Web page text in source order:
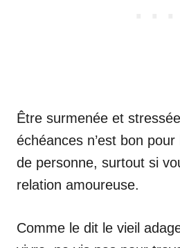
Être surmenée et
échéances n’est bon
de personne, surtout si
relation amoureuse.
Comme le dit le vieil